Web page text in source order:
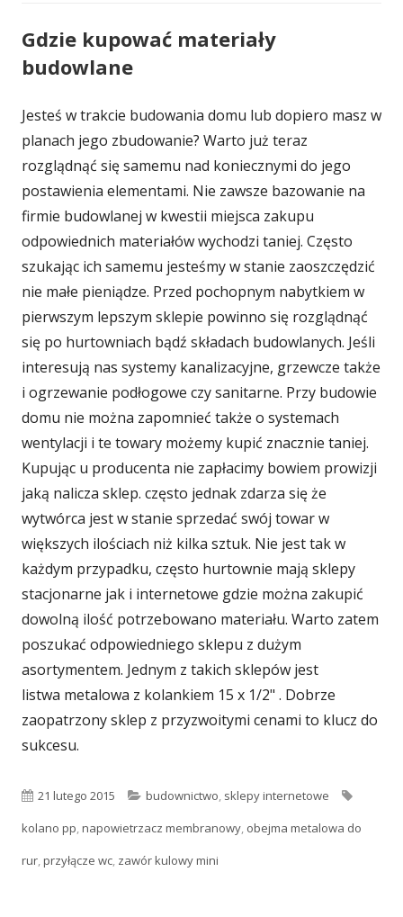
Gdzie kupować materiały
budowlane
Jesteś w trakcie budowania domu lub dopiero masz w
planach jego zbudowanie? Warto już teraz
rozglądnąć się samemu nad koniecznymi do jego
postawienia elementami. Nie zawsze bazowanie na
firmie budowlanej w kwestii miejsca zakupu
odpowiednich materiałów wychodzi taniej. Często
szukając ich samemu jesteśmy w stanie zaoszczędzić
nie małe pieniądze. Przed pochopnym nabytkiem w
pierwszym lepszym sklepie powinno się rozglądnąć
się po hurtowniach bądź składach budowlanych. Jeśli
interesują nas systemy kanalizacyjne, grzewcze także
i ogrzewanie podłogowe czy sanitarne. Przy budowie
domu nie można zapomnieć także o systemach
wentylacji i te towary możemy kupić znacznie taniej.
Kupując u producenta nie zapłacimy bowiem prowizji
jaką nalicza sklep. często jednak zdarza się że
wytwórca jest w stanie sprzedać swój towar w
większych ilościach niż kilka sztuk. Nie jest tak w
każdym przypadku, często hurtownie mają sklepy
stacjonarne jak i internetowe gdzie można zakupić
dowolną ilość potrzebowano materiału. Warto zatem
poszukać odpowiedniego sklepu z dużym
asortymentem. Jednym z takich sklepów jest
listwa metalowa z kolankiem 15 x 1/2" . Dobrze
zaopatrzony sklep z przyzwoitymi cenami to klucz do
sukcesu.
Opublikowano
21 lutego 2015 Kategorie
budownictwo, sklepy internetowe
kolano pp,napowietrzacz membranowy, obejma metalowa do
rur,przyłącze wc, zawór kulowy mini